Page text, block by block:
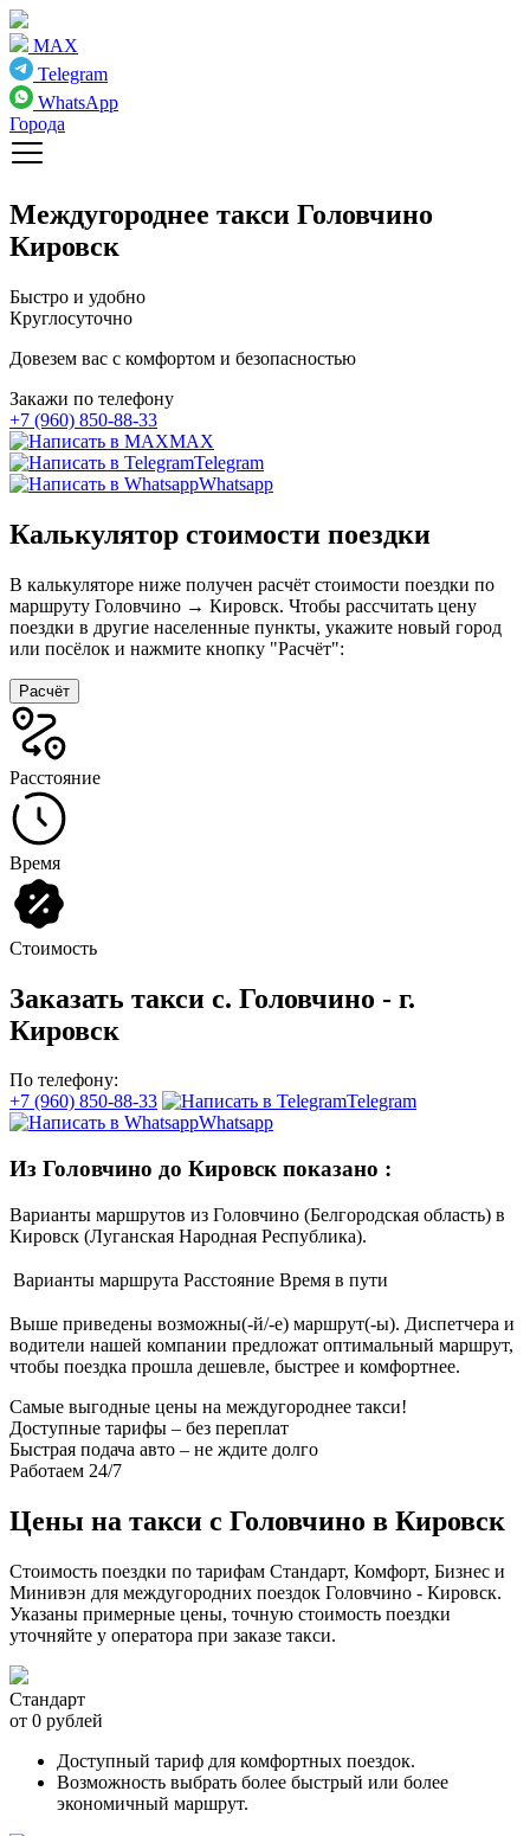
MAX
Telegram
WhatsApp
Города
Междугороднее такси Головчино
Кировск
Быстро и удобно
Круглосуточно
Довезем вас с комфортом и безопасностью
Закажи по телефону
+7 (960) 850-88-33
MAX
Telegram
Whatsapp
Калькулятор стоимости поездки
В калькуляторе ниже получен расчёт стоимости поездки по
маршруту Головчино → Кировск. Чтобы рассчитать цену
поездки в другие населенные пункты, укажите новый город
или посёлок и нажмите кнопку "Расчёт":
Расчёт
Расстояние
Время
Стоимость
Заказать такси с. Головчино - г.
Кировск
По телефону:
+7 (960) 850-88-33
Telegram
Whatsapp
Из Головчино до Кировск показано :
Варианты маршрутов из Головчино (Белгородская область) в
Кировск (Луганская Народная Республика).
Варианты маршрута Расстояние Время в пути
Выше приведены возможны(-й/-е) маршрут(-ы). Диспетчера и
водители нашей компании предложат оптимальный маршрут,
чтобы поездка прошла дешевле, быстрее и комфортнее.
Самые выгодные цены на междугороднее такси!
Доступные тарифы – без переплат
Быстрая подача авто – не ждите долго
Работаем 24/7
Цены на такси с Головчино в Кировск
Стоимость поездки по тарифам Стандарт, Комфорт, Бизнес и
Минивэн для междугородних поездок Головчино - Кировск.
Указаны примерные цены, точную стоимость поездки
уточняйте у оператора при заказе такси.
Стандарт
от 0 рублей
Доступный тариф для комфортных поездок.
Возможность выбрать более быстрый или более
экономичный маршрут.